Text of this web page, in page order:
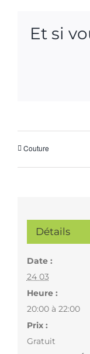
Et si
Couture
Détails
Date :
24 03
Heure :
20:00 à 22:00
Prix :
Gratuit